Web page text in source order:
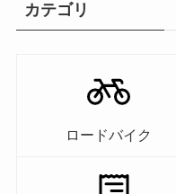
カテゴリ
ロードバイク